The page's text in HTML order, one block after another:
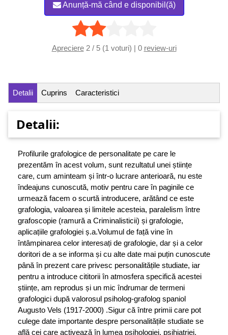
Anunță-mă când e disponibil(ă)
Apreciere2 / 5 (1 voturi) | 0 review-uri
Detalii Cuprins Caracteristici
Detalii:
Profilurile grafologice de personalitate pe care le
prezentăm în acest volum, sunt rezultatul unei științe
care, cum aminteam și într-o lucrare anterioară, nu este
îndeajuns cunoscută, motiv pentru care în paginile ce
urmează facem o scurtă introducere, arătând ce este
grafologia, valoarea și limitele acesteia, paralelism între
grafoscopie (ramură a Criminalisticii) și grafologie,
aplicațiile grafologiei ș.a.Volumul de față vine în
întâmpinarea celor interesați de grafologie, dar și a celor
doritori de a se informa și cu alte date mai puțin cunoscute
până în prezent care privesc personalitățile studiate, iar
pentru a introduce cititorii în atmosfera specifică acestei
științe, am reprodus și un mic îndrumar de termeni
grafologici după valorosul psiholog-grafolog spaniol
Augusto Vels (1917-2000) .Sigur că între primii care pot
culege date importante despre personalitățile studiate se
află cei care activează în lumea psihologiei, psihiatriei,